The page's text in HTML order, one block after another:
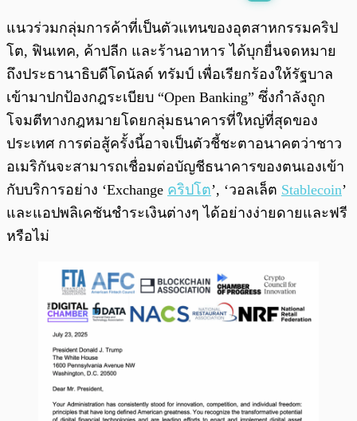
พร้อมเล่น
แนวร่วมกลุ่มการค้าที่เป็นตัวแทนของอุตสาหกรรมคริป
โต, ฟินเทค, ค้าปลีก และร้านอาหาร ได้บุกยื่นจดหมาย
ถึงประธานาธิบดีโดนัลด์ ทรัมป์ เพื่อเรียกร้องให้รัฐบาล
เข้ามาปกป้องกฎระเบียบ “Open Banking” ซึ่งกำลังถูก
โจมตีทางกฎหมายโดยกลุ่มธนาคารที่ใหญ่ที่สุดของ
ประเทศ การต่อสู้ครั้งนี้อาจเป็นตัวชี้ชะตาอนาคตว่าชาว
อเมริกันจะสามารถเชื่อมต่อบัญชีธนาคารของตนเองเข้า
กับบริการอย่าง ‘Exchange คริปโต’, ‘วอลเล็ต Stablecoin’
และแอปพลิเคชันชำระเงินต่างๆ ได้อย่างง่ายดายและฟรี
หรือไม่